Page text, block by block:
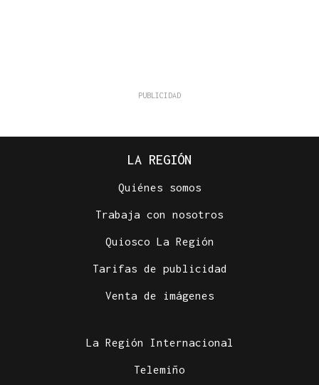
LA REGIÓN
Quiénes somos
Trabaja con nosotros
Quiosco La Región
Tarifas de publicidad
Venta de imágenes
La Región Internacional
Telemiño